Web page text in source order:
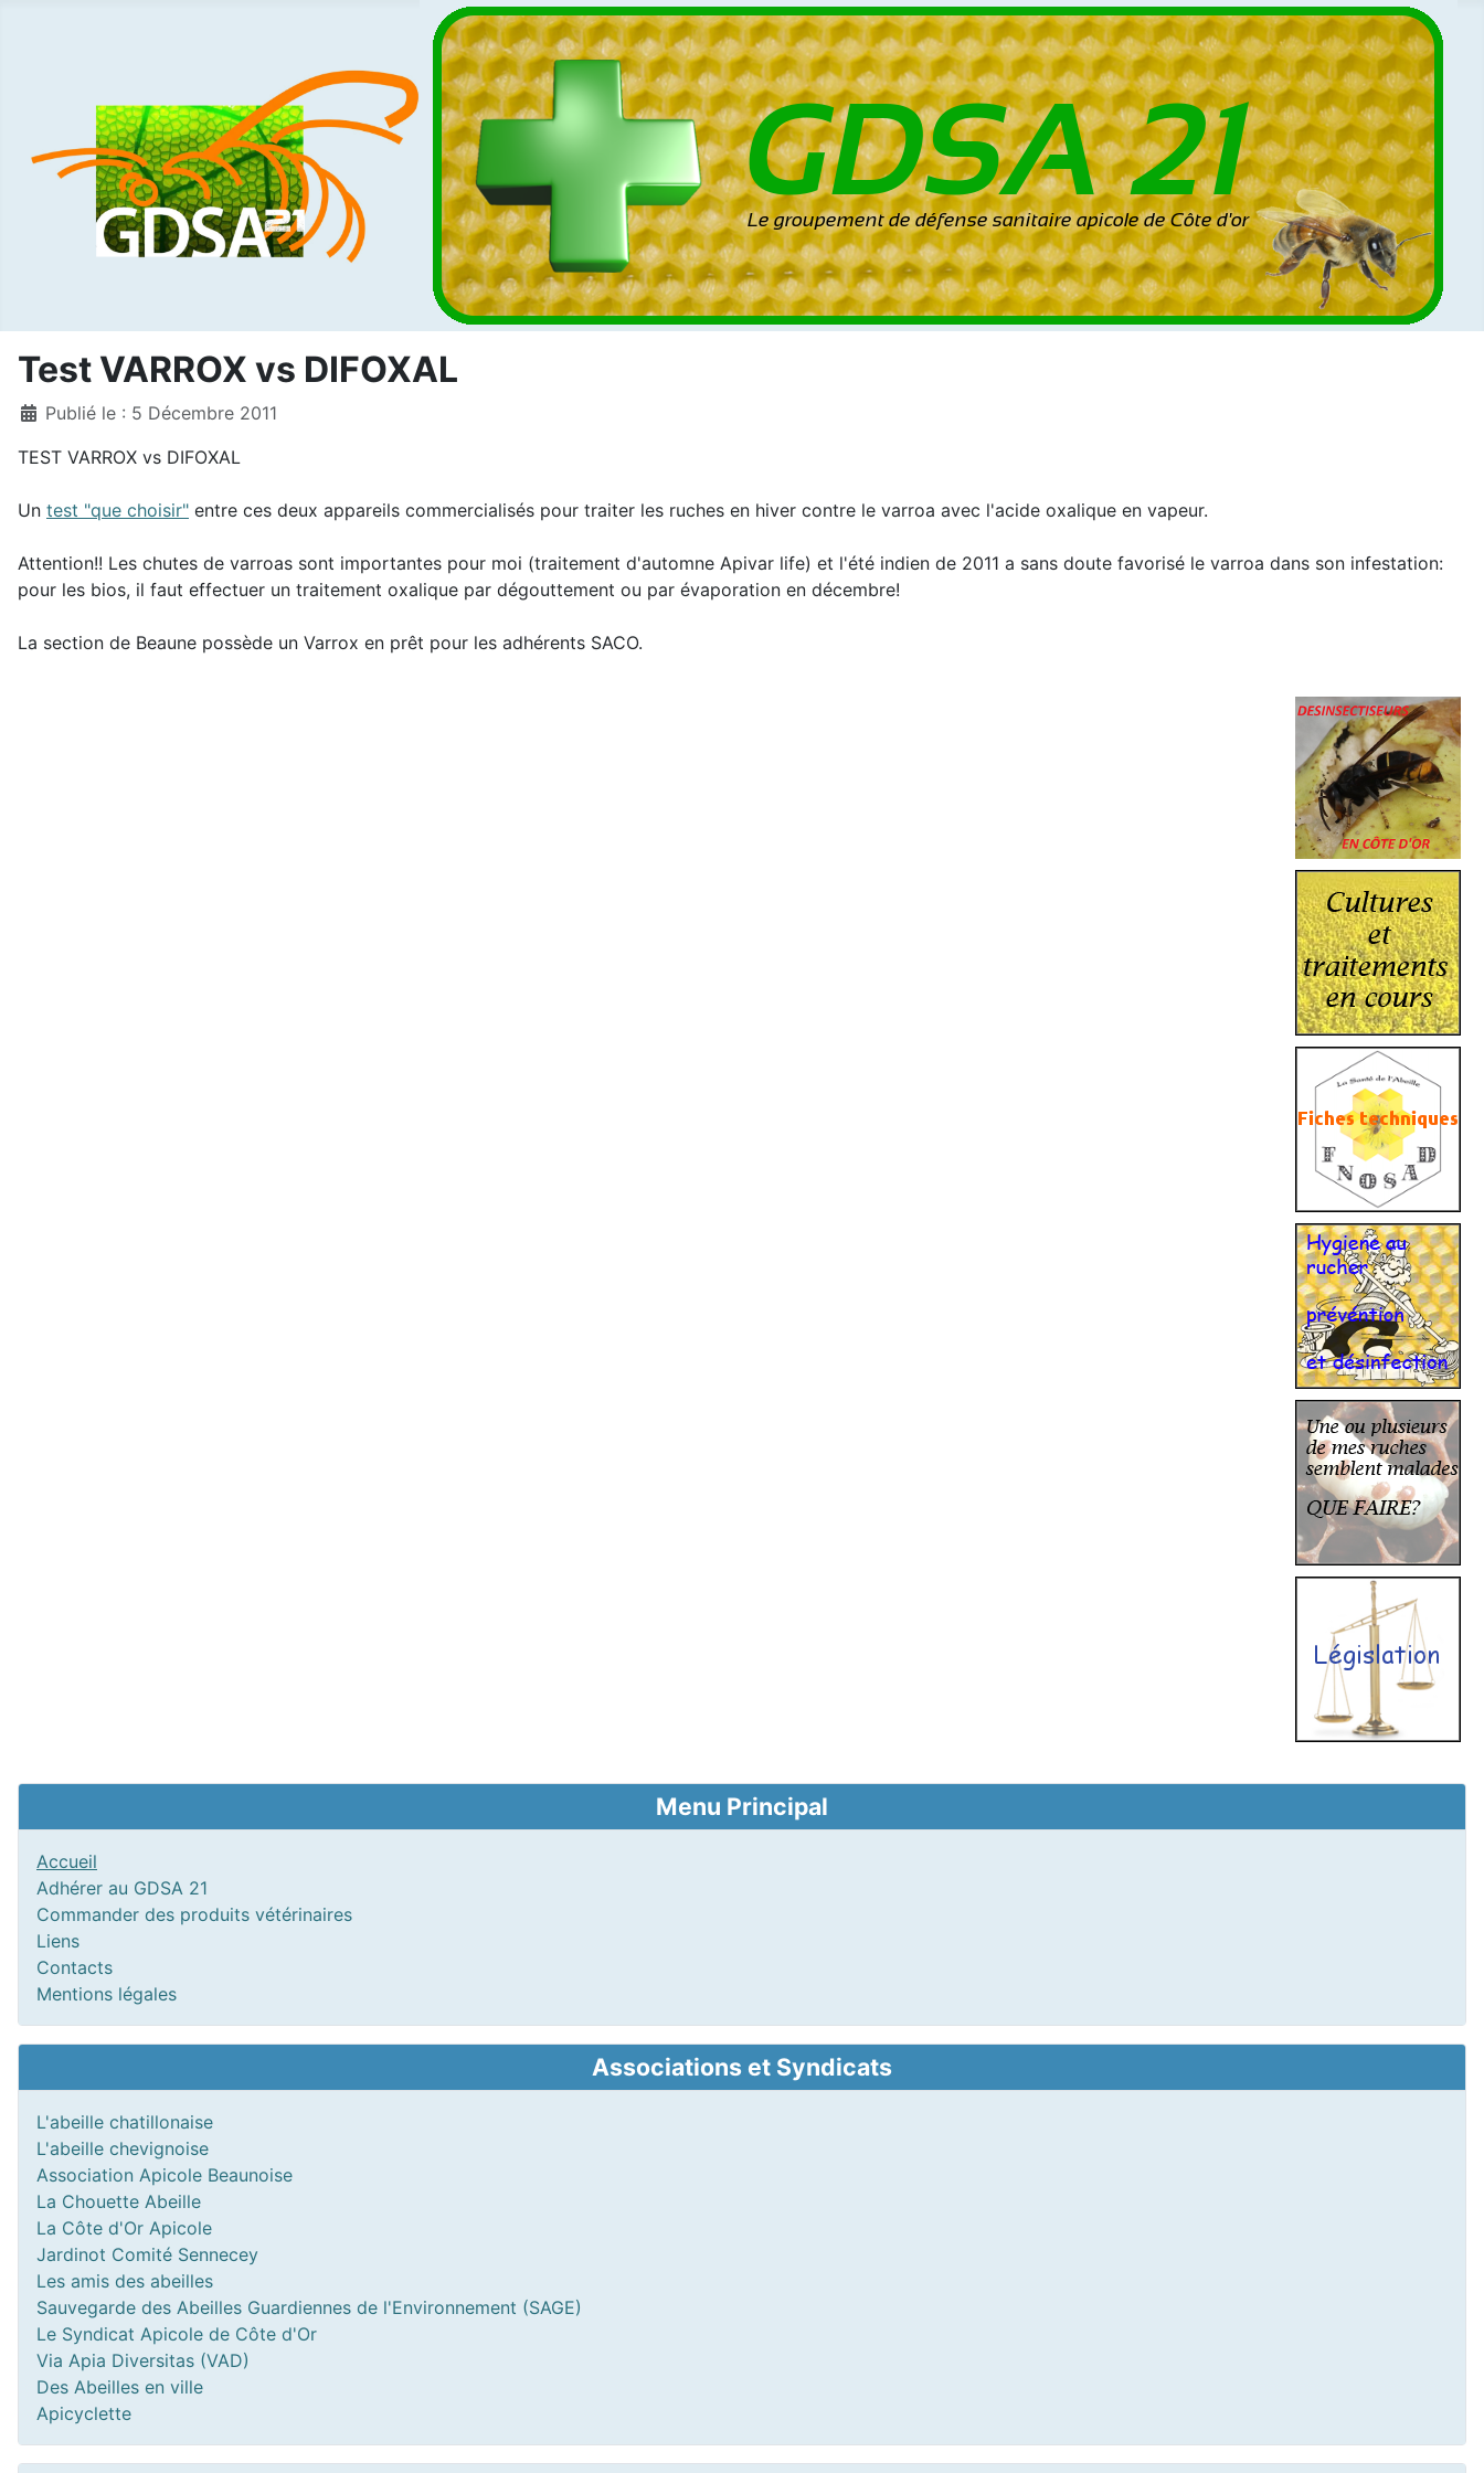
Menu Principal
Accueil
Adhérer au GDSA 21
Commander des produits vétérinaires
Liens
Contacts
Mentions légales
Associations et Syndicats
L'abeille chatillonaise
L'abeille chevignoise
Association Apicole Beaunoise
La Chouette Abeille
La Côte d'Or Apicole
Jardinot Comité Sennecey
Les amis des abeilles
Sauvegarde des Abeilles Guardiennes de l'Environnement (SAGE)
Le Syndicat Apicole de Côte d'Or
Via Apia Diversitas (VAD)
Des Abeilles en ville
Apicyclette
Test VARROX vs DIFOXAL
DétailsPublié le : 5 Décembre 2011
TEST VARROX vs DIFOXAL
Un test "que choisir" entre ces deux appareils commercialisés pour traiter les ruches en hiver contre le varroa avec l'acide oxalique en vapeur.
Attention!! Les chutes de varroas sont importantes pour moi (traitement d'automne Apivar life) et l'été indien de 2011 a sans doute favorisé le varroa dans son infestation:
pour les bios, il faut effectuer un traitement oxalique par dégouttement ou par évaporation en décembre!
La section de Beaune possède un Varrox en prêt pour les adhérents SACO.